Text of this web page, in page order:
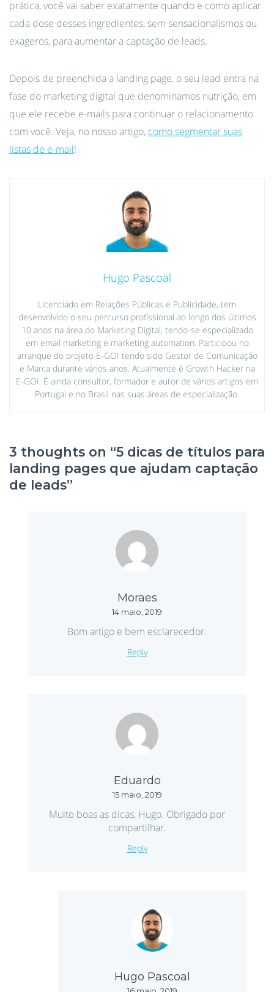
prática, você vai saber exatamente quando e como aplicar
cada dose desses ingredientes, sem sensacionalismos ou
exageros, para aumentar a captação de leads.
Depois de preenchida a landing page, o seu lead entra na
fase do marketing digital que denominamos nutrição, em
que ele recebe e-mails para continuar o relacionamento
com você. Veja, no nosso artigo, como segmentar suas
listas de e-mail!
Hugo Pascoal
Licenciado em Relações Públicas e Publicidade, tem
desenvolvido o seu percurso profissional ao longo dos últimos
10 anos na área do Marketing Digital, tendo-se especializado
em email marketing e marketing automation. Participou no
arranque do projeto E-GOI tendo sido Gestor de Comunicação
e Marca durante vários anos. Atualmente é Growth Hacker na
E-GOI. É ainda consultor, formador e autor de vários artigos em
Portugal e no Brasil nas suas áreas de especialização.
3 thoughts on “5 dicas de títulos para
landing pages que ajudam captação
de leads”
Moraes
14 maio, 2019
Bom artigo e bem esclarecedor.
Reply
Eduardo
15 maio, 2019
Muito boas as dicas, Hugo. Obrigado por
compartilhar.
Reply
Hugo Pascoal